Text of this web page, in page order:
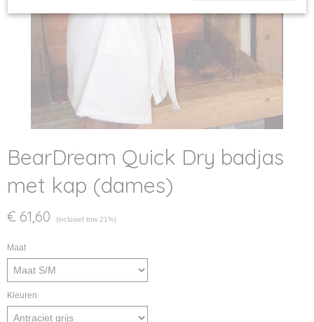
BearDream Quick Dry badjas
met kap (dames)
€ 61,60 (inclusief btw 21%)
Maat
Kleuren